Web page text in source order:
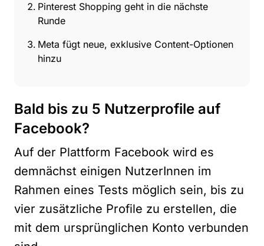
Bald bis zu 5 Nutzerprofile auf
Facebook?
Auf der Plattform Facebook wird es
demnächst einigen NutzerInnen im
Rahmen eines Tests möglich sein, bis zu
vier zusätzliche Profile zu erstellen, die
mit dem ursprünglichen Konto verbunden
Pinterest Shopping geht in die nächste
Runde
Meta fügt neue, exklusive Content-Optionen
hinzu